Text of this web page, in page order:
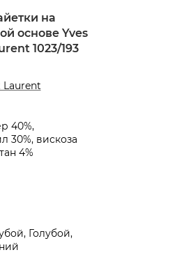
на
основе Yves
1023/193
Laurent
40%,
30%, вискоза
4%
Голубой,